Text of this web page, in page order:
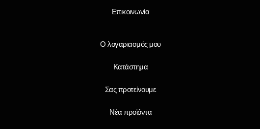
Επικοινωνία
Ο λογαριασμός μου
Κατάστημα
Σας προτείνουμε
Νέα προϊόντα